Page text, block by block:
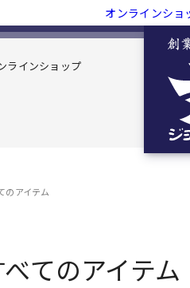
オンラインショ
ラインショップ
のアイテム
べてのアイテム